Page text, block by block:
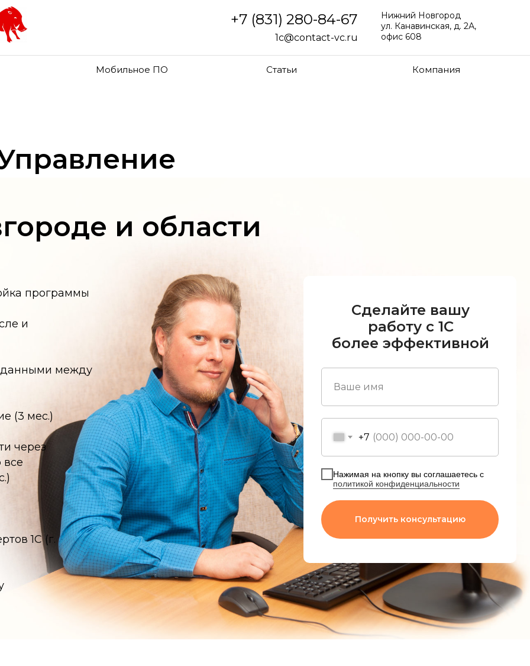
Нижний Новгород
ул. Канавинская, д. 2А,
офис 608
+7 (831) 280-84-67
1c@contact-vc.ru
Статьи Компания
Мобильное ПО
и области
+7
Нажимая на кнопку вы соглашаетесь с
политикой конфиденциальности
Получить консультацию
Сделайте вашу
работу с 1С
более эффективной
программы
и
данными между
(3 мес.)
через
все
1С (г.